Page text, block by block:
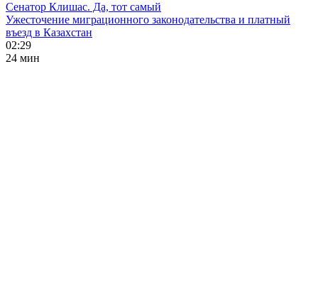
Сенатор Клишас. Да, тот самый
Ужесточение миграционного законодательства и платный
въезд в Казахстан
02:29
24 мин